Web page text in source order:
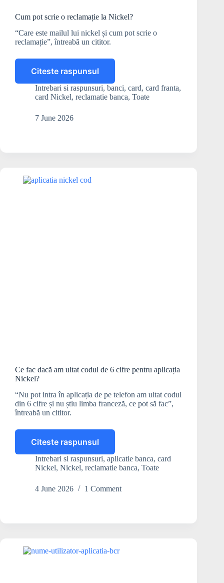
Cum pot scrie o reclamație la Nickel?
“Care este mailul lui nickel și cum pot scrie o
reclamație”, întreabă un cititor.
Citeste raspunsul
Cum
pot
scrie
reclamație
Intrebari si raspunsuri, banci, card, card franta,
card Nickel, reclamatie banca, Toate
7 June 2026
Ce fac dacă am uitat codul de 6 cifre pentru aplicația
Nickel?
“Nu pot intra în aplicația de pe telefon am uitat codul
din 6 cifre și nu știu limba franceză, ce pot să fac”,
întreabă un cititor.
Citeste raspunsul
Ce
fac
dacă
uitat
cifre
aplicația
Nickel?
Intrebari si raspunsuri, aplicatie banca, card
Nickel, Nickel, reclamatie banca, Toate
4 June 2026 1 Comment